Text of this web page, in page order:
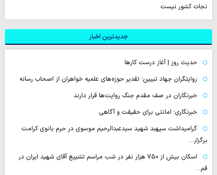
نجات کشور نیست
جدیدترین اخبار
حدیث روز | آغاز درست کارها
روایتگران جهاد تبیین؛ تقدیر حوزه‌های علمیه خواهران از اصحاب رسانه
خبرنگاران در صف مقدم جنگ روایت‌ها قرار دارند
خبرنگاری؛ امانتی برای حقیقت و آگاهی
گرامیداشت سپهبد شهید سیدعبدالرحیم موسوی در حرم بانوی کرامت
برگزار…
اسکان بیش از ۷۵۰ هزار نفر در شب مراسم تشییع آقای شهید ایران در
قم…